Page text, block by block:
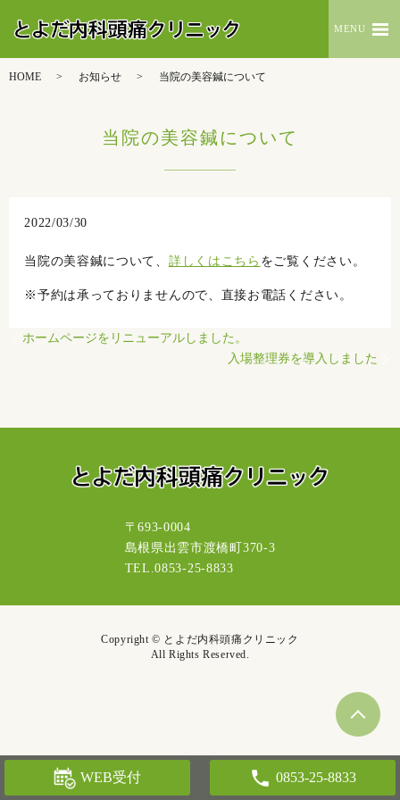
MENU
HOME お知らせ 当院の美容鍼について
当院の美容鍼について
2022/03/30
当院の美容鍼について、 詳しくはこちら をご覧ください。
※予約は承っておりませんので、直接お電話ください。
ホームページをリニューアルしました。
入場整理券を導入しました
WEB受付
〒693-0004
島根県出雲市渡橋町370-3
TEL.0853-25-8833
Copyright © とよだ内科頭痛クリニック
All Rights Reserved.